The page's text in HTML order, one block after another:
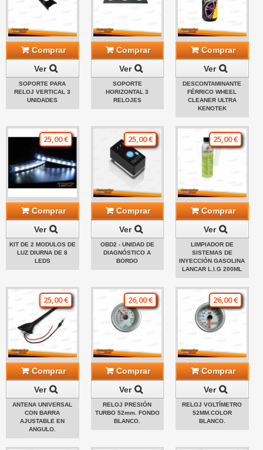
Comprar
Ver
SOPORTE PARA
RELOJ VERTICAL 3
UNIDADES
Comprar
Ver
SOPORTE
HORIZONTAL 3
RELOJES
Comprar
Ver
DESCONTAMINANTE
FÉRRICO WHEEL
CLEANER ULTRA
KENOTEK
25,00 €
Comprar
Ver
KIT DE 2 MODULOS DE
LUZ DIURNA DE 8
LEDS
25,00 €
Comprar
Ver
OBD2 - UNIDAD DE
DIAGNÓSTICO A
BORDO
25,00 €
Comprar
Ver
LIMPIADOR DE
SISTEMAS DE
INYECCIÓN GASOLINA
LANCAR L.I.G 200ML
25,00 €
Comprar
Ver
ANTENA UNIVERSAL
CON BARRA
AJUSTABLE EN
ANGULO.
26,00 €
Comprar
Ver
RELOJ PRESIÓN
TURBO 52mm. FONDO
BLANCO.
26,00 €
Comprar
Ver
RELOJ VOLTÍMETRO
52MM.COLOR
BLANCO.